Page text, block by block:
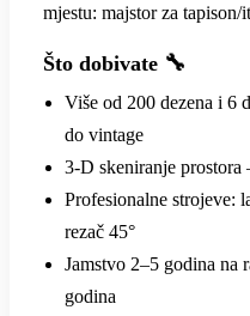
mjestu: majstor za tapison/
Što dobivate 🔧
Više od 200 dezena i 6
do vintage
3-D skeniranje prostora
Profesionalne strojeve:
rezač 45°
Jamstvo 2–5 godina na
godina